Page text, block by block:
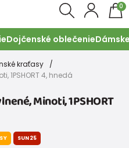
0
Dojčenské oblečenie
kraťasy
1PSHORT 4, hnedá
Minoti, 1PSHORT
SUN25